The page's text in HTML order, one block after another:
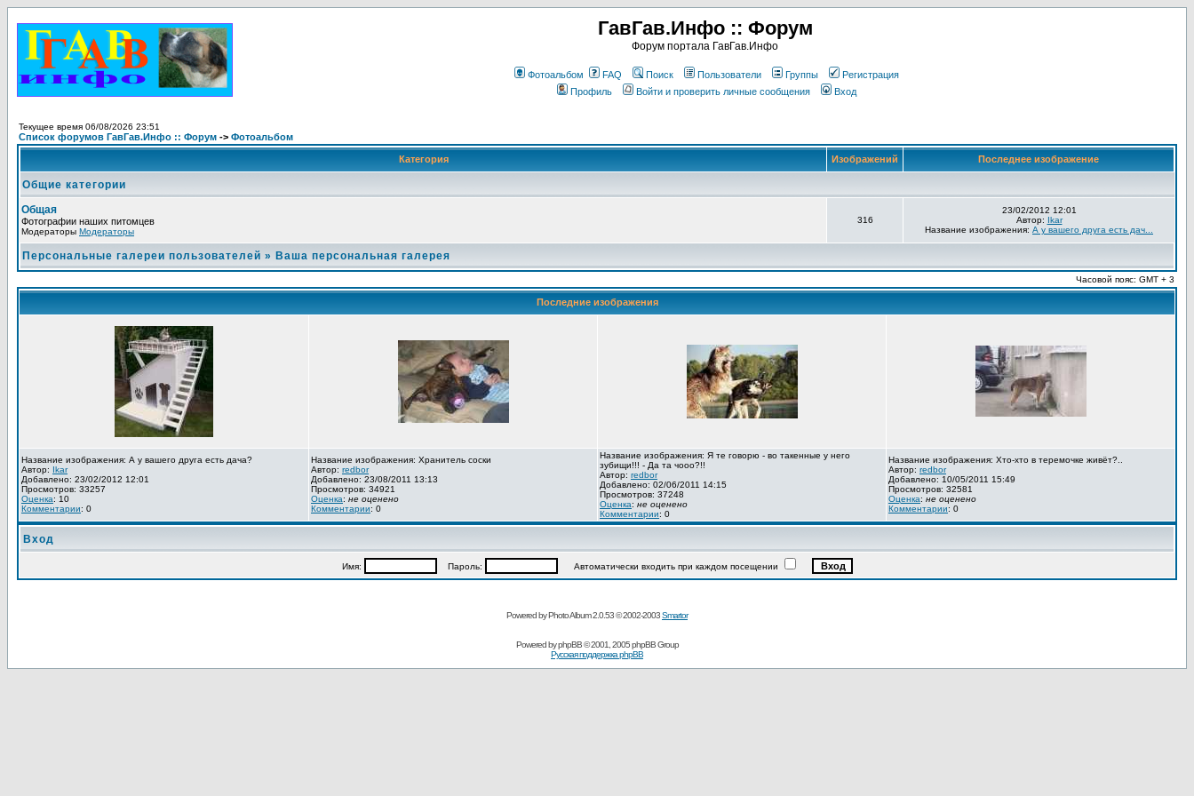
ГавГав.Инфо :: Форум
Форум портала ГавГав.Инфо
Фотоальбом FAQ Поиск Пользователи Группы
Регистрация
Профиль
Войти и проверить личные сообщения Вход
Текущее время 06/08/2026 23:51
Список форумов ГавГав.Инфо :: Форум -> Фотоальбом
Категория Изображений Последнее изображение
Общие категории
Общая
Фотографии наших питомцев
Модераторы Модераторы
316
23/02/2012 12:01
Автор: Ikar
Название изображения: А у вашего друга есть дач...
Персональные галереи пользователей » Ваша персональная галерея
Часовой пояс: GMT + 3
Последние изображения
Название изображения: А у вашего друга есть дача?
Автор: Ikar
Добавлено: 23/02/2012 12:01
Просмотров: 33257
Оценка: 10
Комментарии: 0
Название изображения: Хранитель соски
Автор: redbor
Добавлено: 23/08/2011 13:13
Просмотров: 34921
Оценка: не оценено
Комментарии: 0
Название изображения: Я те говорю - во такенные у него
зубищи!!! - Да та чооо?!!
Автор: redbor
Добавлено: 02/06/2011 14:15
Просмотров: 37248
Оценка: не оценено
Комментарии: 0
Название изображения: Хто-хто в теремочке живёт?..
Автор: redbor
Добавлено: 10/05/2011 15:49
Просмотров: 32581
Оценка: не оценено
Комментарии: 0
Вход
Имя: Пароль: Автоматически входить при каждом посещении
Powered by Photo Album 2.0.53 © 2002-2003Smartor
Powered byphpBB© 2001, 2005 phpBB Group
Русская поддержка phpBB